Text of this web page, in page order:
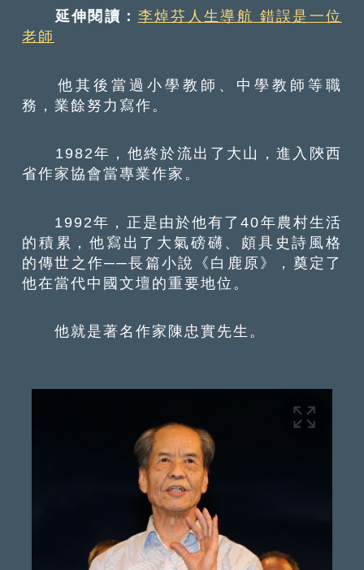
延伸閱讀： 李焯芬人生導航 錯誤是一位
老師
他其後當過小學教師、中學教師等職
務，業餘努力寫作。
1982年，他終於流出了大山，進入陝西
省作家協會當專業作家。
1992年，正是由於他有了40年農村生活
的積累，他寫出了大氣磅礴、頗具史詩風格
的傳世之作──長篇小說《白鹿原》，奠定了
他在當代中國文壇的重要地位。
他就是著名作家陳忠實先生。